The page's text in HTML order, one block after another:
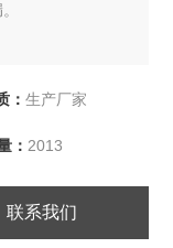
： 生产厂家
： 2013
联系我们